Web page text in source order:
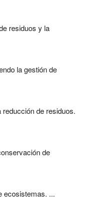
residuos y la
la gestión de
de residuos.
de
ecosistemas. ...